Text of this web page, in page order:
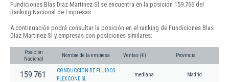
Fundiciones Blas Diaz Martinez Sl se encuentra en la posición 159.766 del
Ranking Nacional de Empresas.
A continuación podrá consultar la posición en el ranking de Fundiciones Blas
Diaz Martinez Sl y empresas con posiciones similares:
Posición
Nacional
Nombre de la empresa Ventas (€) Provincia
159.761
CONDUCCION DE FLUIDOS
FLEXCOND SL
mediana Madrid